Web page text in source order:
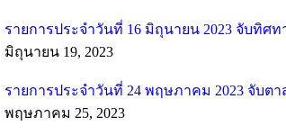
รายการประจำวันที่ 16 มิถุนายน 2023 จับทิศท
มิถุนายน 19, 2023
รายการประจำวันที่ 24 พฤษภาคม 2023 จับต
พฤษภาคม 25, 2023